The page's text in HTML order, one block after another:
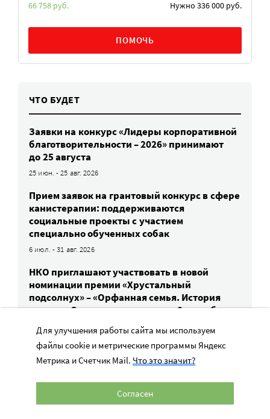
66 758 руб. Нужно 336 000 руб.
ПОМОЧЬ
ЧТО БУДЕТ
Заявки на конкурс «Лидеры корпоративной
благотворительности – 2026» принимают
до 25 августа
25 июн. - 25 авг. 2026
Прием заявок на грантовый конкурс в сфере
канистерапии: поддерживаются
социальные проекты с участием
специально обученных собак
6 июл. - 31 авг. 2026
НКО приглашают участвовать в новой
номинации премии «Хрустальный
подсолнух» – «Орфанная семья. История
успеха». Заявки принимают до 8 сентября
8 июл. - 8 сен. 2026
Прием заявок на конкурс проектов помощи
сиротам и детям в трудной жизненной
Для улучшения работы сайта мы используем
файлы cookie и метрические программы Яндекс
Метрика и Счетчик Mail. Что это значит?
Согласен